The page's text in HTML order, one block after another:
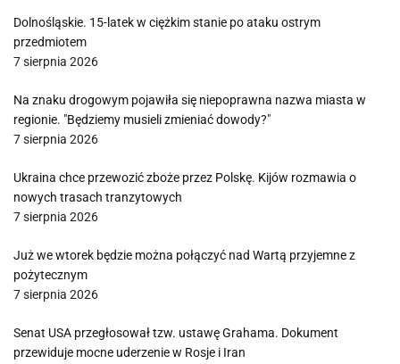
Dolnośląskie. 15-latek w ciężkim stanie po ataku ostrym
przedmiotem
7 sierpnia 2026
Na znaku drogowym pojawiła się niepoprawna nazwa miasta w
regionie. "Będziemy musieli zmieniać dowody?"
7 sierpnia 2026
Ukraina chce przewozić zboże przez Polskę. Kijów rozmawia o
nowych trasach tranzytowych
7 sierpnia 2026
Już we wtorek będzie można połączyć nad Wartą przyjemne z
pożytecznym
7 sierpnia 2026
Senat USA przegłosował tzw. ustawę Grahama. Dokument
przewiduje mocne uderzenie w Rosje i Iran